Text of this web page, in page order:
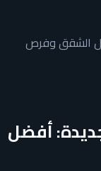
الشقق وفرص
أفضل